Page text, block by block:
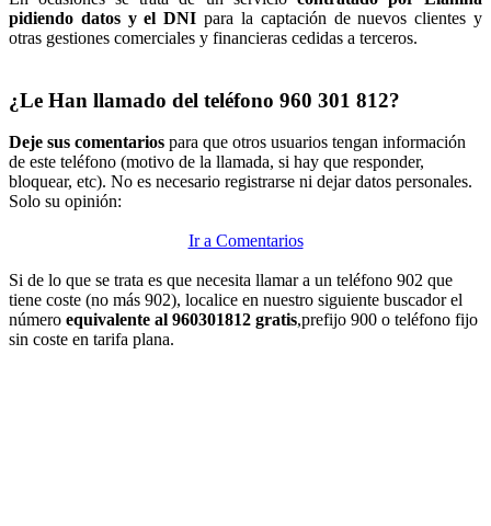
pidiendo datos y el DNIpara la captación de nuevos clientes y
otras gestiones comerciales y financieras cedidas a terceros.
¿Le Han llamado del teléfono 960 301 812?
Deje sus comentarios para que otros usuarios tengan información
de este teléfono (motivo de la llamada, si hay que responder,
bloquear, etc). No es necesario registrarse ni dejar datos personales.
Solo su opinión:
Ir a Comentarios
Si de lo que se trata es que necesita llamar a un teléfono 902 que
tiene coste (no más 902), localice en nuestro siguiente buscador el
número equivalente al 960301812 gratis,prefijo 900 o teléfono fijo
sin coste en tarifa plana.